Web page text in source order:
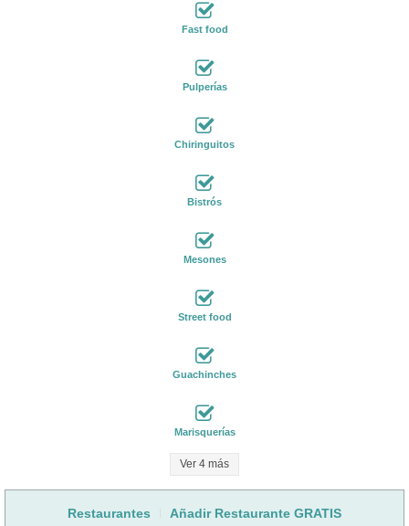
Fast food
Pulperías
Chiringuitos
Bistrós
Mesones
Street food
Guachinches
Marisquerías
Ver 4 más
Restaurantes
Añadir Restaurante GRATIS